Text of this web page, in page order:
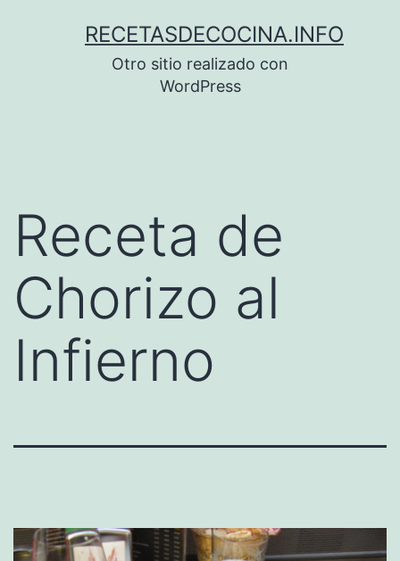
RECETASDECOCINA.INFO
Otro sitio realizado con
WordPress
Receta de
Chorizo al
Infierno